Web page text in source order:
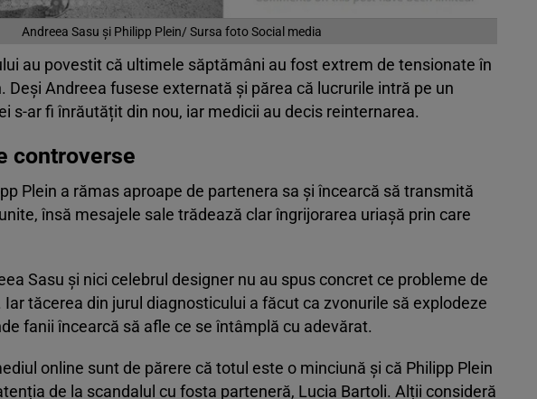
Andreea Sasu și Philipp Plein/ Sursa foto Social media
au povestit că ultimele săptămâni au fost extrem de tensionate în
Deși Andreea fusese externată și părea că lucrurile intră pe un
s-ar fi înrăutățit din nou, iar medicii au decis reinternarea.
controverse
Plein a rămas aproape de partenera sa și încearcă să transmită
însă mesajele sale trădează clar îngrijorarea uriașă prin care
Sasu și nici celebrul designer nu au spus concret ce probleme de
tăcerea din jurul diagnosticului a făcut ca zvonurile să explodeze
fanii încearcă să afle ce se întâmplă cu adevărat.
online sunt de părere că totul este o minciună și că Philipp Plein
de la scandalul cu fosta parteneră, Lucia Bartoli. Alții consideră